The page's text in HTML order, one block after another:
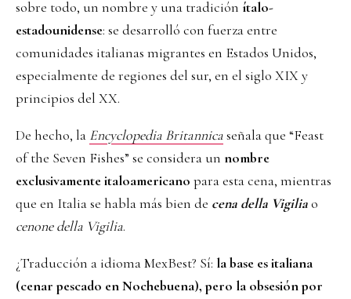
sobre todo, un nombre y una tradición ítalo-
estadounidense: se desarrolló con fuerza entre
comunidades italianas migrantes en Estados Unidos,
especialmente de regiones del sur, en el siglo XIX y
principios del XX.
De hecho, la Encyclopedia Britannicaseñala que “Feast
of the Seven Fishes” se considera un nombre
exclusivamente italoamericano para esta cena, mientras
que en Italia se habla más bien de cena della Vigiliao
cenone della Vigilia.
¿Traducción a idioma MexBest? Sí: la base es italiana
(cenar pescado en Nochebuena), pero la obsesión por